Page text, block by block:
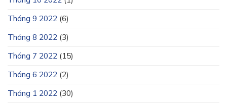
Tháng 9 2022 (6)
Tháng 8 2022 (3)
Tháng 7 2022 (15)
Tháng 6 2022 (2)
Tháng 1 2022 (30)